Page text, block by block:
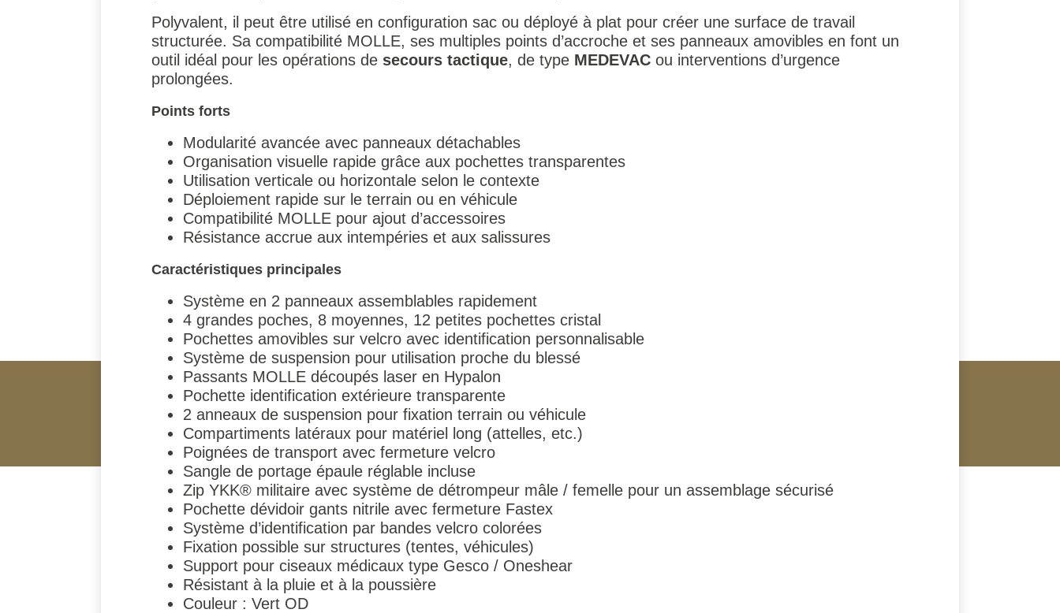
Polyvalent, il peut être utilisé en configuration sac ou déployé à plat pour créer une surface de travail
structurée. Sa compatibilité MOLLE, ses multiples points d’accroche et ses panneaux amovibles en font un
outil idéal pour les opérations de secours tactique, de type MEDEVAC ou interventions d’urgence
prolongées.
Points forts
Modularité avancée avec panneaux détachables
Organisation visuelle rapide grâce aux pochettes transparentes
Utilisation verticale ou horizontale selon le contexte
Déploiement rapide sur le terrain ou en véhicule
Compatibilité MOLLE pour ajout d’accessoires
Résistance accrue aux intempéries et aux salissures
Caractéristiques principales
Système en 2 panneaux assemblables rapidement
4 grandes poches, 8 moyennes, 12 petites pochettes cristal
Pochettes amovibles sur velcro avec identification personnalisable
Système de suspension pour utilisation proche du blessé
Passants MOLLE découpés laser en Hypalon
Pochette identification extérieure transparente
2 anneaux de suspension pour fixation terrain ou véhicule
Compartiments latéraux pour matériel long (attelles, etc.)
Poignées de transport avec fermeture velcro
Sangle de portage épaule réglable incluse
Zip YKK® militaire avec système de détrompeur mâle / femelle pour un assemblage sécurisé
Pochette dévidoir gants nitrile avec fermeture Fastex
Système d’identification par bandes velcro colorées
Fixation possible sur structures (tentes, véhicules)
Support pour ciseaux médicaux type Gesco / Oneshear
Résistant à la pluie et à la poussière
Couleur : Vert OD